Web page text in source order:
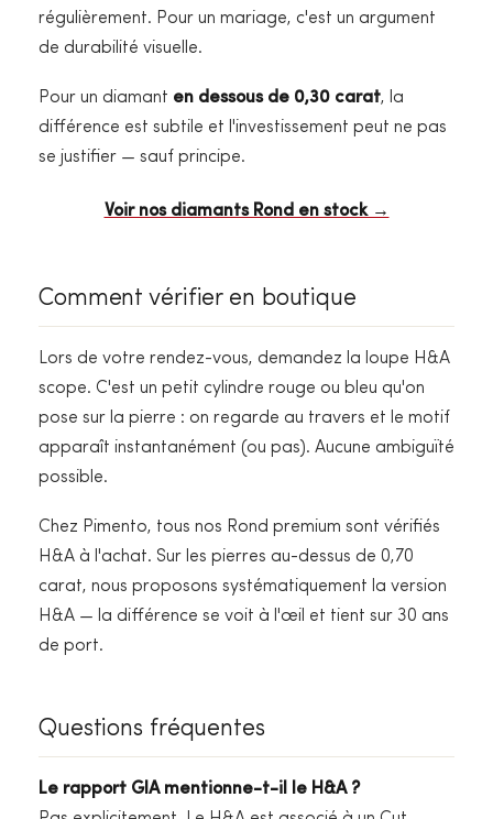
régulièrement. Pour un mariage, c'est un argument
de durabilité visuelle.
Pour un diamant en dessous de 0,30 carat, la
différence est subtile et l'investissement peut ne pas
se justifier — sauf principe.
Voir nos diamants Rond en stock →
Comment vérifier en boutique
Lors de votre rendez-vous, demandez la loupe H&A
scope. C'est un petit cylindre rouge ou bleu qu'on
pose sur la pierre : on regarde au travers et le motif
apparaît instantanément (ou pas). Aucune ambiguïté
possible.
Chez Pimento, tous nos Rond premium sont vérifiés
H&A à l'achat. Sur les pierres au-dessus de 0,70
carat, nous proposons systématiquement la version
H&A — la différence se voit à l'œil et tient sur 30 ans
de port.
Questions fréquentes
Le rapport GIA mentionne-t-il le H&A ?